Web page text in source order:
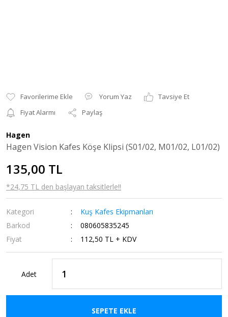
Yorum Yaz
Tavsiye Et
Fiyat Alarmı
Paylaş
Hagen
Hagen Vision Kafes Köşe Klipsi (S01/02, M01/02, L01/02)
135,00 TL
*24,75 TL den başlayan taksitlerle!!
Kategori
Kuş Kafes Ekipmanları
Barkod
080605835245
Fiyat
112,50 TL + KDV
Adet
SEPETE EKLE